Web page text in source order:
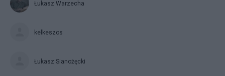
Łukasz Warzecha
kelkeszos
Łukasz Sianożęcki